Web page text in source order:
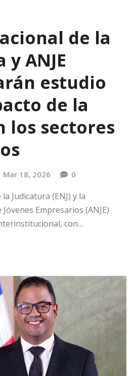
de la
ANJE
estudio
de la
los sectores
Mar 18, 2026 0
Judicatura (ENJ) y la
Empresarios (ANJE)
con…